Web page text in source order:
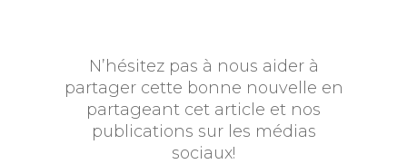
N’hésitez pas à nous aider à
partager cette bonne nouvelle en
partageant cet article et nos
publications sur les médias
sociaux!